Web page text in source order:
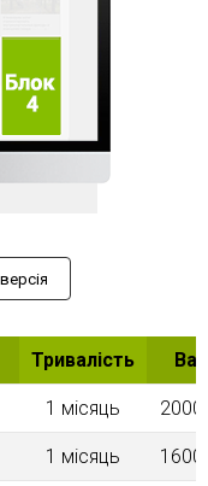
Тривалість
1 місяць
1 місяць